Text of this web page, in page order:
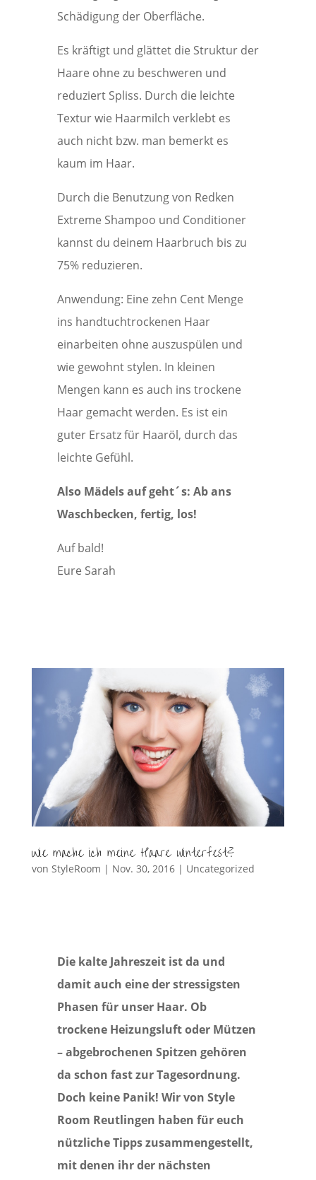
Schädigung der Oberfläche.
Es kräftigt und glättet die Struktur der
Haare ohne zu beschweren und
reduziert Spliss. Durch die leichte
Textur wie Haarmilch verklebt es
auch nicht bzw. man bemerkt es
kaum im Haar.
Durch die Benutzung von Redken
Extreme Shampoo und Conditioner
kannst du deinem Haarbruch bis zu
75% reduzieren.
Anwendung: Eine zehn Cent Menge
ins handtuchtrockenen Haar
einarbeiten ohne auszuspülen und
wie gewohnt stylen. In kleinen
Mengen kann es auch ins trockene
Haar gemacht werden. Es ist ein
guter Ersatz für Haaröl, durch das
leichte Gefühl.
Also Mädels auf geht´s: Ab ans
Waschbecken, fertig, los!
Auf bald!
Eure Sarah
Wie mache ich meine Haare winterfest?
von StyleRoom | Nov. 30, 2016| Uncategorized
Die kalte Jahreszeit ist da und
damit auch eine der stressigsten
Phasen für unser Haar. Ob
trockene Heizungsluft oder Mützen
– abgebrochenen Spitzen gehören
da schon fast zur Tagesordnung.
Doch keine Panik! Wir von Style
Room Reutlingen haben für euch
nützliche Tipps zusammengestellt,
mit denen ihr der nächsten